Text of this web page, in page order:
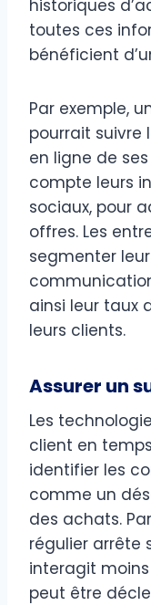
historiques
toutes ces
bénéficient
Par exemple,
pourrait suivre
en ligne de
compte leurs
sociaux, pour
offres. Les
segmenter
ainsi leur taux
leurs clients.
Assurer un
Les
client en
identifier les
comme un
des achats.
régulier arrête
interagit
peut être